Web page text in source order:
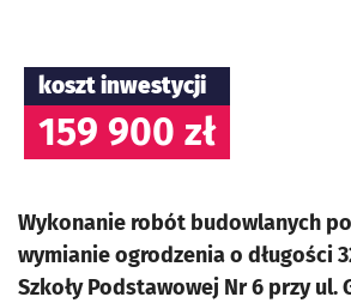
koszt inwestycji
159 900 zł
Wykonanie robót budowlanych
wymianie ogrodzenia o długości
Szkoły Podstawowej Nr 6 przy ul.